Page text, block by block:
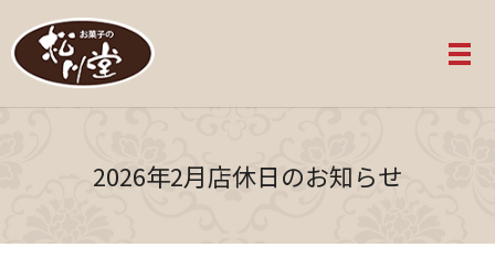
メ
2026年2月店休日のお知らせ